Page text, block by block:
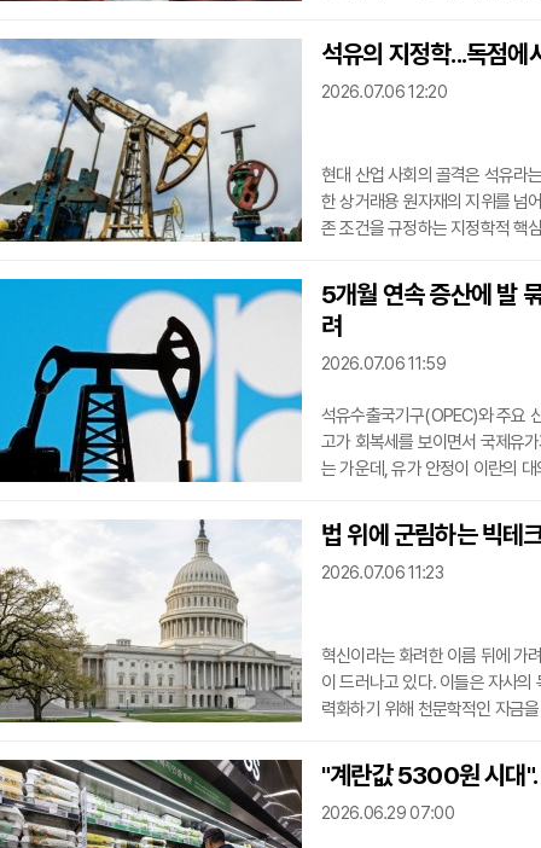
면서 시중금리 상승 압력이 높아
리적으로는 채권을 사려는 사람
해야 하기
석유의 지정학...독점에
2026.07.06 12:20
현대 산업 사회의 골격은 석유라
한 상거래용 원자재의 지위를 넘
존 조건을 규정하는 지정학적 핵
드레이크가 감압식 유정 굴착 기
용이 급등하던 고래 기름을 대체
드식 대량
5개월 연속 증산에 발
려
2026.07.06 11:59
석유수출국기구(OPEC)와 주요
고가 회복세를 보이면서 국제유
는 가운데, 유가 안정이 이란의
64% 하락한 배럴당 71.66달러
월 인도분 역시 0.57% 떨어진
솟았던 국제유가가 사실상 전쟁
법 위에 군림하는 빅테
2026.07.06 11:23
혁신이라는 화려한 이름 뒤에 가
이 드러나고 있다. 이들은 자사
력화하기 위해 천문학적인 자금
후퇴시키는 모양새다.■ 캘리포
가 추진 중인 강력한 반독점 규
밀려
"계란값 5300원 시대
2026.06.29 07:00